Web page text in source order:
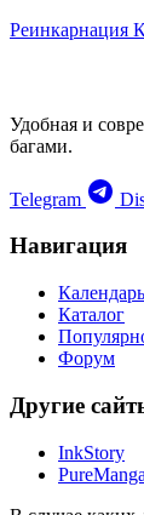
Реинкарнация
Удобная и
багами.
Telegram
Навигация
Каталог
Форум
Другие
InkStory
PureManga